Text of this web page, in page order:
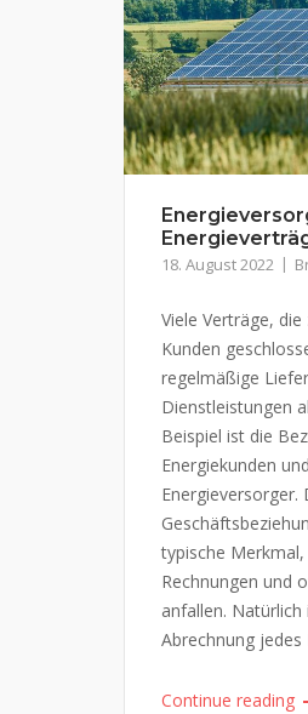
18. August 2022
Viele Verträge,
Kunden
regelmäßige
Dienstleistungen
Beispiel ist die
Energiekunden
Energieversorger.
typische
Rechnungen und
anfallen.
Abrechnung jedes
Continue reading